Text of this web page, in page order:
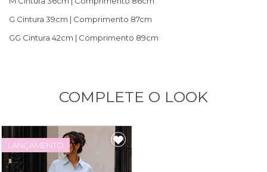
G Cintura 39cm | Comprimento 87cm
GG Cintura 42cm | Comprimento 89cm
COMPLETE O LOOK
LANÇAMENTO